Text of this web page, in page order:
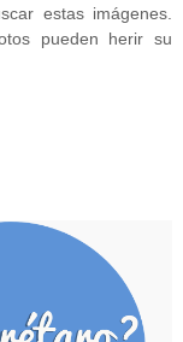
estas imágenes.
pueden herir su